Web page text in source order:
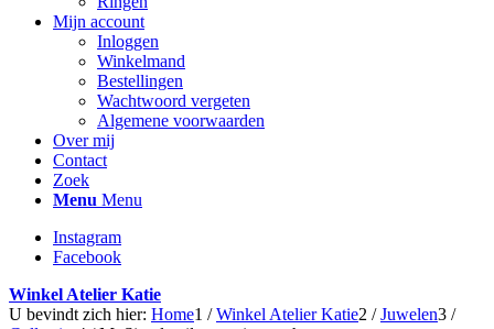
Mijn account
Inloggen
Winkelmand
Bestellingen
Wachtwoord vergeten
Algemene voorwaarden
Over mij
Contact
Zoek
Menu Menu
Instagram
Facebook
Winkel Atelier Katie
U bevindt zich hier: Home1 / Winkel Atelier Katie2 / Juwelen3 /